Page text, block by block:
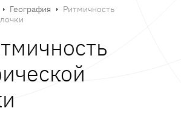
География
Ритмичность